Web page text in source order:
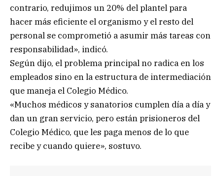
contrario, redujimos un 20% del plantel para
hacer más eficiente el organismo y el resto del
personal se comprometió a asumir más tareas con
responsabilidad», indicó.
Según dijo, el problema principal no radica en los
empleados sino en la estructura de intermediación
que maneja el Colegio Médico.
«Muchos médicos y sanatorios cumplen día a día y
dan un gran servicio, pero están prisioneros del
Colegio Médico, que les paga menos de lo que
recibe y cuando quiere», sostuvo.